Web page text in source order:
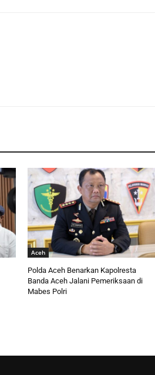
Aceh
Polda Aceh Benarkan Kapolresta
Banda Aceh Jalani Pemeriksaan di
Mabes Polri